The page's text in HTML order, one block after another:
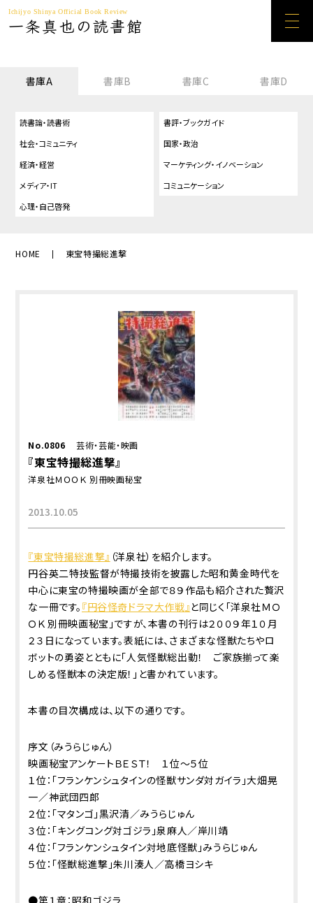
Ichijyo Shinya Official Book Review
一条真也の読書館
書庫A 書庫B 書庫C 書庫D
読書論・読書術
書評・ブックガイド
社会・コミュニティ
国家・政治
経済・経営
マーケティング・イノベーション
メディア・IT
コミュニケーション
心理・自己啓発
HOME 東宝特撮総進撃
No.0806 芸術・芸能・映画
『東宝特撮総進撃』
洋泉社ＭＯＯＫ 別冊映画秘宝
2013.10.05
『東宝特撮総進撃』 （洋泉社）を紹介します。
円谷英二特技監督が特撮技術を披露した昭和黄金時代を
中心に東宝の特撮映画が全部で８９作品も紹介された贅沢
な一冊です。 『円谷怪奇ドラマ大作戦』と同じく「洋泉社ＭＯ
ＯＫ 別冊映画秘宝」ですが、本書の刊行は２００９年１０月
２３日になっています。表紙には、さまざまな怪獣たちやロ
ボットの勇姿とともに「人気怪獣総出動！ ご家族揃って楽
しめる怪獣本の決定版！」と書かれています。
本書の目次構成は、以下の通りです。
序文（みうらじゅん）
映画秘宝アンケートＢＥＳＴ！ １位～５位
１位：「フランケンシュタインの怪獣サンダ対ガイラ」大畑晃
一／神武団四郎
２位：「マタンゴ」黒沢清／みうらじゅん
３位：「キングコング対ゴジラ」泉麻人／岸川靖
４位：「フランケンシュタイン対地底怪獣」みうらじゅん
５位：「怪獣総進撃」朱川湊人／高橋ヨシキ